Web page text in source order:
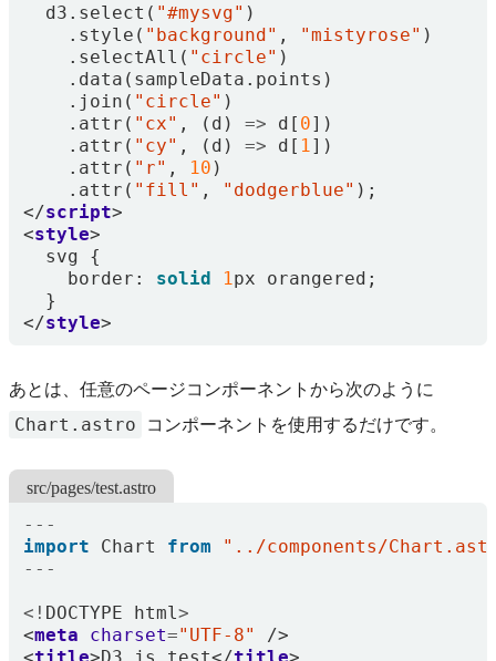
d3 . select ( "#mysvg" )
. style ( "background" , "mistyrose" )
. selectAll ( "circle" )
. data ( sampleData . points )
. join ( "circle" )
. attr ( "cx" , ( d ) => d [ 0])
. attr ( "cy" , ( d ) => d [ 1 ])
. attr ( "r" , 10 )
. attr ( "fill" , "dodgerblue" );
</script>
<style>
svg
{
border : solid 1 px orangered ;
}
</style>
あとは、任意のページコンポーネントから次のように
Chart.astro コンポーネントを使用するだけです。
src/pages/test.astro
---
import
Chart from
"../components/
---
<! DOCTYPE html>
<meta charset="UTF-8"
/>